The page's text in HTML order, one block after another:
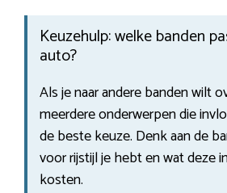
Keuzehulp: welke banden
auto?
Als je naar andere banden wilt
meerdere onderwerpen die
de beste keuze. Denk aan de
voor rijstijl je hebt en wat deze
kosten.